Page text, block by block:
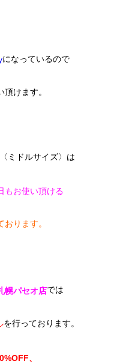
になっているので
けます。
〈ミドルサイズ〉は
もお使い頂ける
おります。
幌パセオ店では
を行っております。
、